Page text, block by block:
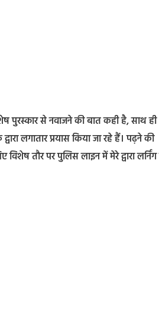
पुरस्कार से नवाजने की बात कही है, साथ ही
लगातार प्रयास किया जा रहे हैं। पढ़ने की
तौर पर पुलिस लाइन में मेरे द्वारा